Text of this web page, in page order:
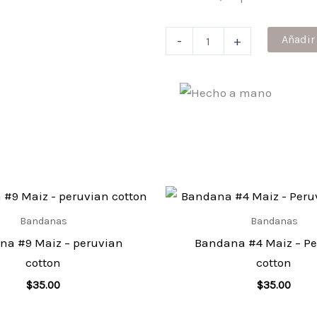
-
Bandana
#1
+
Bandanas
#9 Maiz – peruvian
cotton
$35.00
Bandanas
Bandana #4 Maiz –
cotton
$35.00